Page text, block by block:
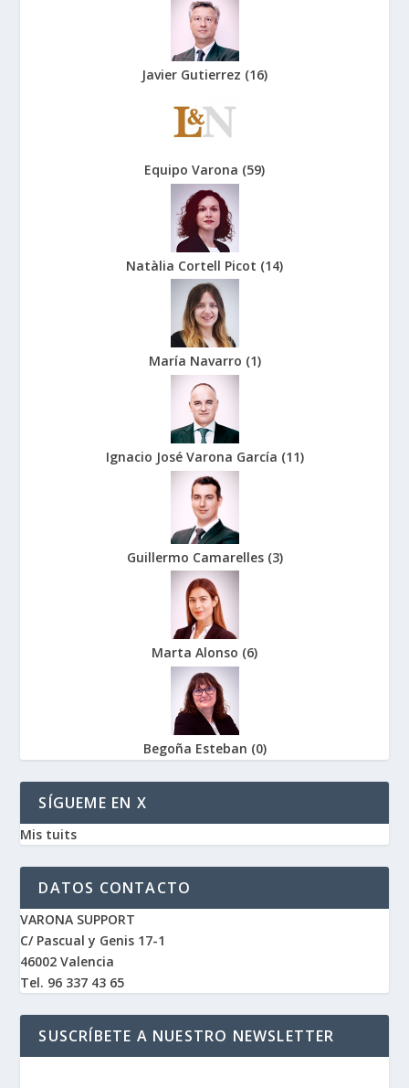
Javier Gutierrez (16)
Equipo Varona (59)
Natàlia Cortell Picot (14)
María Navarro (1)
Ignacio José Varona García (11)
Guillermo Camarelles (3)
Marta Alonso (6)
Begoña Esteban (0)
SÍGUEME EN X
Mis tuits
DATOS CONTACTO
VARONA SUPPORT
C/ Pascual y Genis 17-1
46002 Valencia
Tel. 96 337 43 65
SUSCRÍBETE A NUESTRO NEWSLETTER